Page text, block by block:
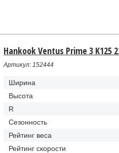
Hankook Ventus Prime 3 K125
Артикул: 152444
Ширина
Высота
R
Сезонность
Рейтинг веса
Рейтинг скорости